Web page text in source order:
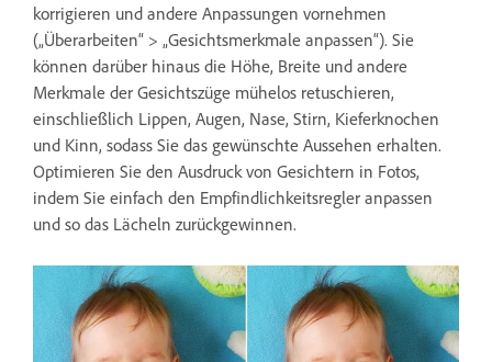
korrigieren und andere Anpassungen vornehmen
(„Überarbeiten“ > „Gesichtsmerkmale anpassen“). Sie
können darüber hinaus die Höhe, Breite und andere
Merkmale der Gesichtszüge mühelos retuschieren,
einschließlich Lippen, Augen, Nase, Stirn, Kieferknochen
und Kinn, sodass Sie das gewünschte Aussehen erhalten.
Optimieren Sie den Ausdruck von Gesichtern in Fotos,
indem Sie einfach den Empfindlichkeitsregler anpassen
und so das Lächeln zurückgewinnen.